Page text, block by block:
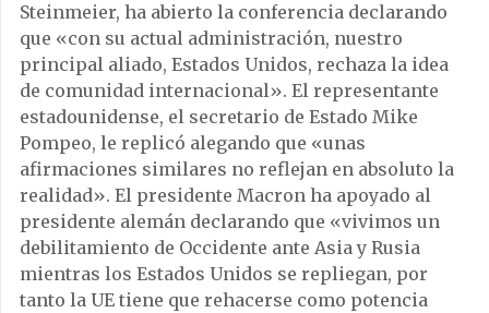
Steinmeier, ha abierto la conferencia declarando
que «con su actual administración, nuestro
principal aliado, Estados Unidos, rechaza la idea
de comunidad internacional». El representante
estadounidense, el secretario de Estado Mike
Pompeo, le replicó alegando que «unas
afirmaciones similares no reflejan en absoluto la
realidad». El presidente Macron ha apoyado al
presidente alemán declarando que «vivimos un
debilitamiento de Occidente ante Asia y Rusia
mientras los Estados Unidos se repliegan, por
tanto la UE tiene que rehacerse como potencia